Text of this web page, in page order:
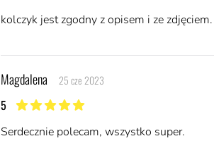
kolczyk jest zgodny z opisem i ze
Magdalena 25 cze 2023
5
5 z 5 gwiazdek
Serdecznie polecam, wszystko super.